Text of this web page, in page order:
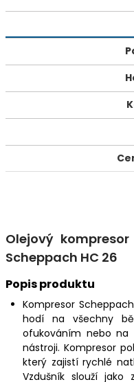
Olejový
Scheppach HC 26
Popis produktu
Kompresor
hodí na všechny
ofukováním nebo na
nástroji. Kompresor
který zajistí rychlé
Vzdušník slouží jako